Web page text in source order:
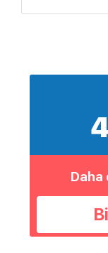
Daha